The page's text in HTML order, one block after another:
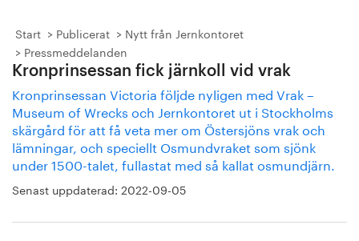
Start Publicerat
Nytt från Jernkontoret
Pressmeddelanden
Kronprinsessan fick järnkoll vid vrak
Kronprinsessan Victoria följde nyligen med Vrak –
Museum of Wrecks och Jernkontoret ut i Stockholms
skärgård för att få veta mer om Östersjöns vrak och
lämningar, och speciellt Osmundvraket som sjönk
under 1500-talet, fullastat med så kallat osmundjärn.
Senast uppdaterad: 2022-09-05